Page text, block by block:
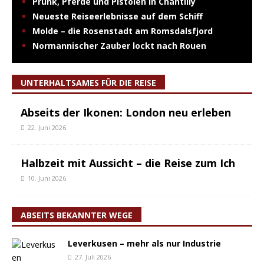
Neueste Reiseerlebnisse auf dem Schiff
Molde – die Rosenstadt am Romsdalsfjord
Normannischer Zauber lockt nach Rouen
UNTERHALTSAMES FÜR DIE REISE
Abseits der Ikonen: London neu erleben
22. Juni 2026
Halbzeit mit Aussicht – die Reise zum Ich
10. Juni 2026
ABSEITS BEKANNTER WEGE
Leverkusen – mehr als nur Industrie
27. Juli 2026